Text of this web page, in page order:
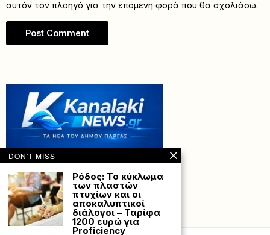
αυτόν τον πλοηγό για την επόμενη φορά που θα σχολιάσω.
Powered with by Hostville”)
DON'T MISS
Ρόδος: Το κύκλωμα
των πλαστών
πτυχίων και οι
αποκαλυπτικοί
διάλογοι – Ταρίφα
1200 ευρώ για
Proficiency